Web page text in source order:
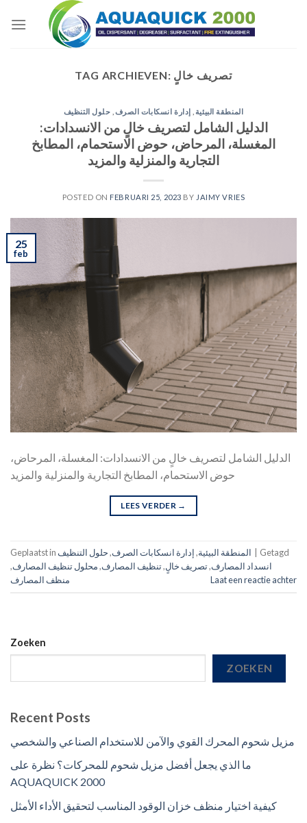
TAG ARCHIEVEN: تصريف خالٍ
المنطقة البيئية إدارة انسكابات الصرف حلول التنظيف
الدليل الشامل لتصريف خالٍ من الانسدادات:
المغسلة، المرحاض، حوض الاستحمام، المطابخ
التجارية والمنزلية والمزيد
POSTED ON FEBRUARI 25, 2023 BY JAIMY VRIES
25
feb
الدليل الشامل لتصريف خالٍ من الانسدادات: المغسلة، المرحاض،
حوض الاستحمام، المطابخ التجارية والمنزلية والمزيد
LEES VERDER →
Geplaatst in المنطقة البيئية,إدارة انسكابات الصرف,حلول التنظيف
Getagd
انسداد المصارف,تصريف خالٍ,تنظيف المصارف,محلول تنظيف المصارف,
منظف المصارف
Laat een reactie achter
Zoeken
ZOEKEN
Recent Posts
مزيل شحوم المحرك القوي والآمن للاستخدام الصناعي والشخصي
ما الذي يجعل أفضل مزيل شحوم للمحركات؟ نظرة على
AQUAQUICK 2000
كيفية اختيار منظف خزان الوقود المناسب لتحقيق الأداء الأمثل